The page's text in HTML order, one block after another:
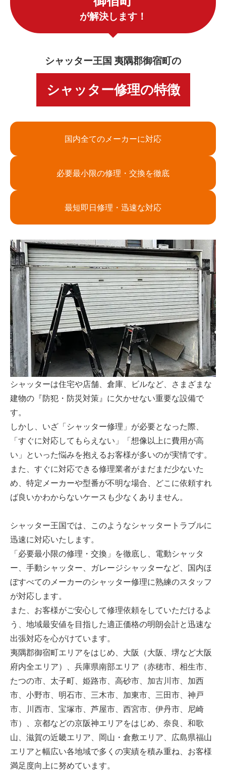
が解決します！
シャッター王国 夷隅郡御宿町の
シャッター修理の特徴
国内全てのメーカーに対応
必要最小限の修理・交換を徹底
最短即日修理・迅速な対応
シャッターは住宅や店舗、倉庫、ビルなど、さまざまな
建物の『防犯・防災対策』に欠かせない重要な設備で
す。
しかし、いざ「シャッター修理」が必要となった際、
「すぐに対応してもらえない」「想像以上に費用が高
い」といった悩みを抱えるお客様が多いのが実情です。
また、すぐに対応できる修理業者がまだまだ少ないた
め、特定メーカーや型番が不明な場合、どこに依頼すれ
ば良いかわからないケースも少なくありません。
シャッター王国では、このようなシャッタートラブルに
迅速に対応いたします。
「必要最小限の修理・交換」を徹底し、電動シャッタ
ー、手動シャッター、ガレージシャッターなど、国内ほ
ぼすべてのメーカーのシャッター修理に熟練のスタッフ
が対応します。
また、お客様がご安心して修理依頼をしていただけるよ
う、地域最安値を目指した適正価格の明朗会計と迅速な
出張対応を心がけています。
夷隅郡御宿町エリアをはじめ、大阪（大阪、堺など大阪
府内全エリア）、兵庫県南部エリア（赤穂市、相生市、
たつの市、太子町、姫路市、高砂市、加古川市、加西
市、小野市、明石市、三木市、加東市、三田市、神戸
市、川西市、宝塚市、芦屋市、西宮市、伊丹市、尼崎
市）、京都などの京阪神エリアをはじめ、奈良、和歌
山、滋賀の近畿エリア、岡山・倉敷エリア、広島県福山
エリアと幅広い各地域で多くの実績を積み重ね、お客様
満足度向上に努めています。